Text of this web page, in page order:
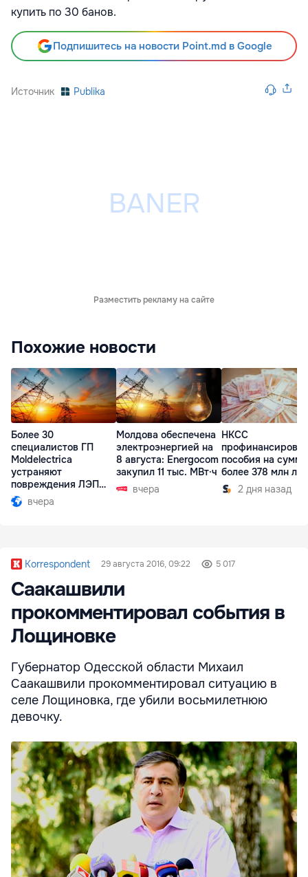
купить по 30 банов.
Подпишитесь на новости Point.md в Google
Источник Publika
Разместить рекламу на сайте
Похожие новости
Более 30
специалистов ГП
Moldelectrica
устраняют
повреждения ЛЭП
Бельцы-Днестровск
вчера
Молдова обеспечена
электроэнергией на
8 августа: Energocom
закупил 11 тыс. МВт·ч
вчера
НКСС
пособия на сумму
более 378 млн
2 дня назад
Korrespondent 29 августа 2016, 09:22 5 017
Саакашвили
прокомментировал события в
Лощиновке
Губернатор Одесской области Михаил
Саакашвили прокомментировал ситуацию в
селе Лощиновка, где убили восьмилетнюю
девочку.